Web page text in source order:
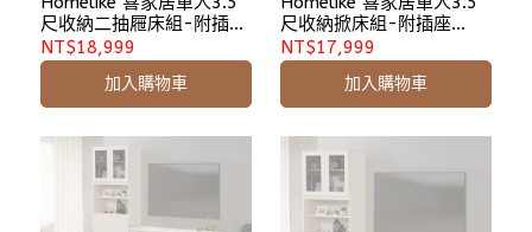
尺收納二抽屜床組-附插座
(2605)
NT$18,999
加入購物車
尺收納掀床組-附插座
(2605)
NT$17,999
加入購物車